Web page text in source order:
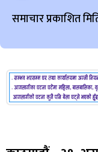
समाचार प्रकाशित